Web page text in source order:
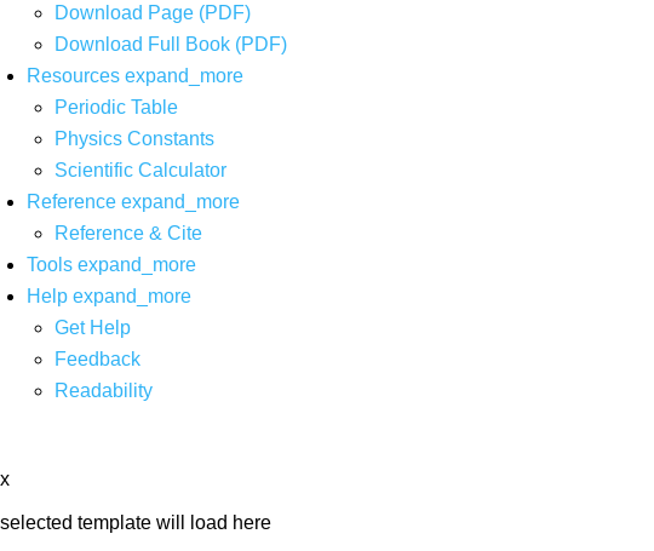
Download Page (PDF)
Download Full Book (PDF)
Resources expand_more
Periodic Table
Physics Constants
Scientific Calculator
Reference expand_more
Reference & Cite
Tools expand_more
Help expand_more
Get Help
Feedback
Readability
x
selected template will load here